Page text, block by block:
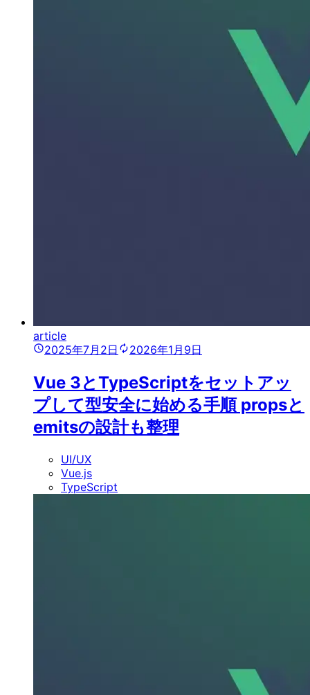
article
2025年7月2日
2026年1月9日
Vue 3とTypeScriptをセットアッ
プして型安全に始める手順 propsと
emitsの設計も整理
UI/UX
Vue.js
TypeScript